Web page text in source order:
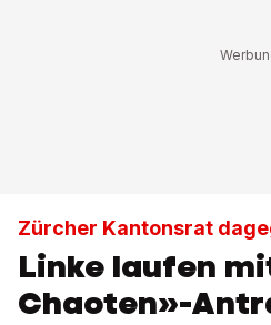
Zürcher Kantonsrat
Linke laufen
Chaoten»-